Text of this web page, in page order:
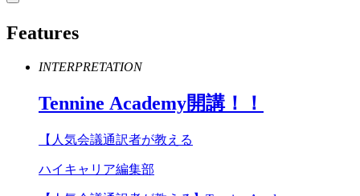
Features
INTERPRETATION
Tennine Academy開講！！
【人気会議通訳者が教える
ハイキャリア編集部